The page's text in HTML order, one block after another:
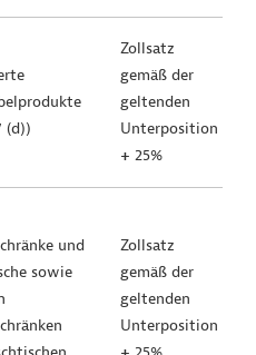
(d))
Zollsatz
gemäß der
geltenden
Unterposition
+ 25%
und
sowie
Zollsatz
gemäß der
geltenden
Unterposition